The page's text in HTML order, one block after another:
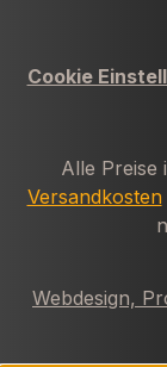
Cookie
Alle Preise
Versandkosten
Webdesign,